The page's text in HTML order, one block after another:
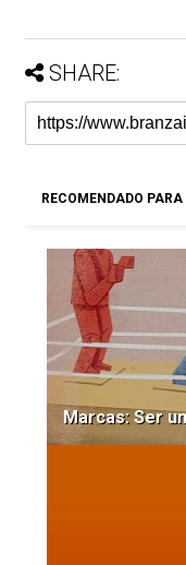
SHARE:
RECOMENDADO PARA
Marcas: Ser